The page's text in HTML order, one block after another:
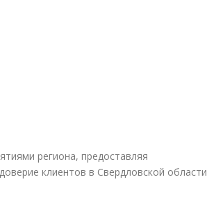
региона, предоставляя
клиентов в Свердловской области